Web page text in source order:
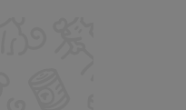
me rassurer